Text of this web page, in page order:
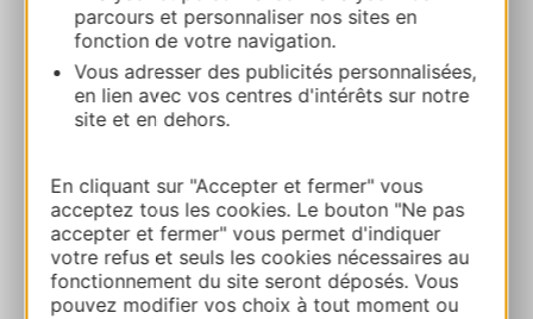
parcours et personnaliser nos sites en
fonction de votre navigation.
Vous adresser des publicités personnalisées,
en lien avec vos centres d'intérêts sur notre
site et en dehors.
En cliquant sur "Accepter et fermer" vous
acceptez tous les cookies. Le bouton "Ne pas
accepter et fermer" vous permet d'indiquer
votre refus et seuls les cookies nécessaires au
fonctionnement du site seront déposés. Vous
pouvez modifier vos choix à tout moment ou
+33 6 12 78 91 85
Website
Facebook